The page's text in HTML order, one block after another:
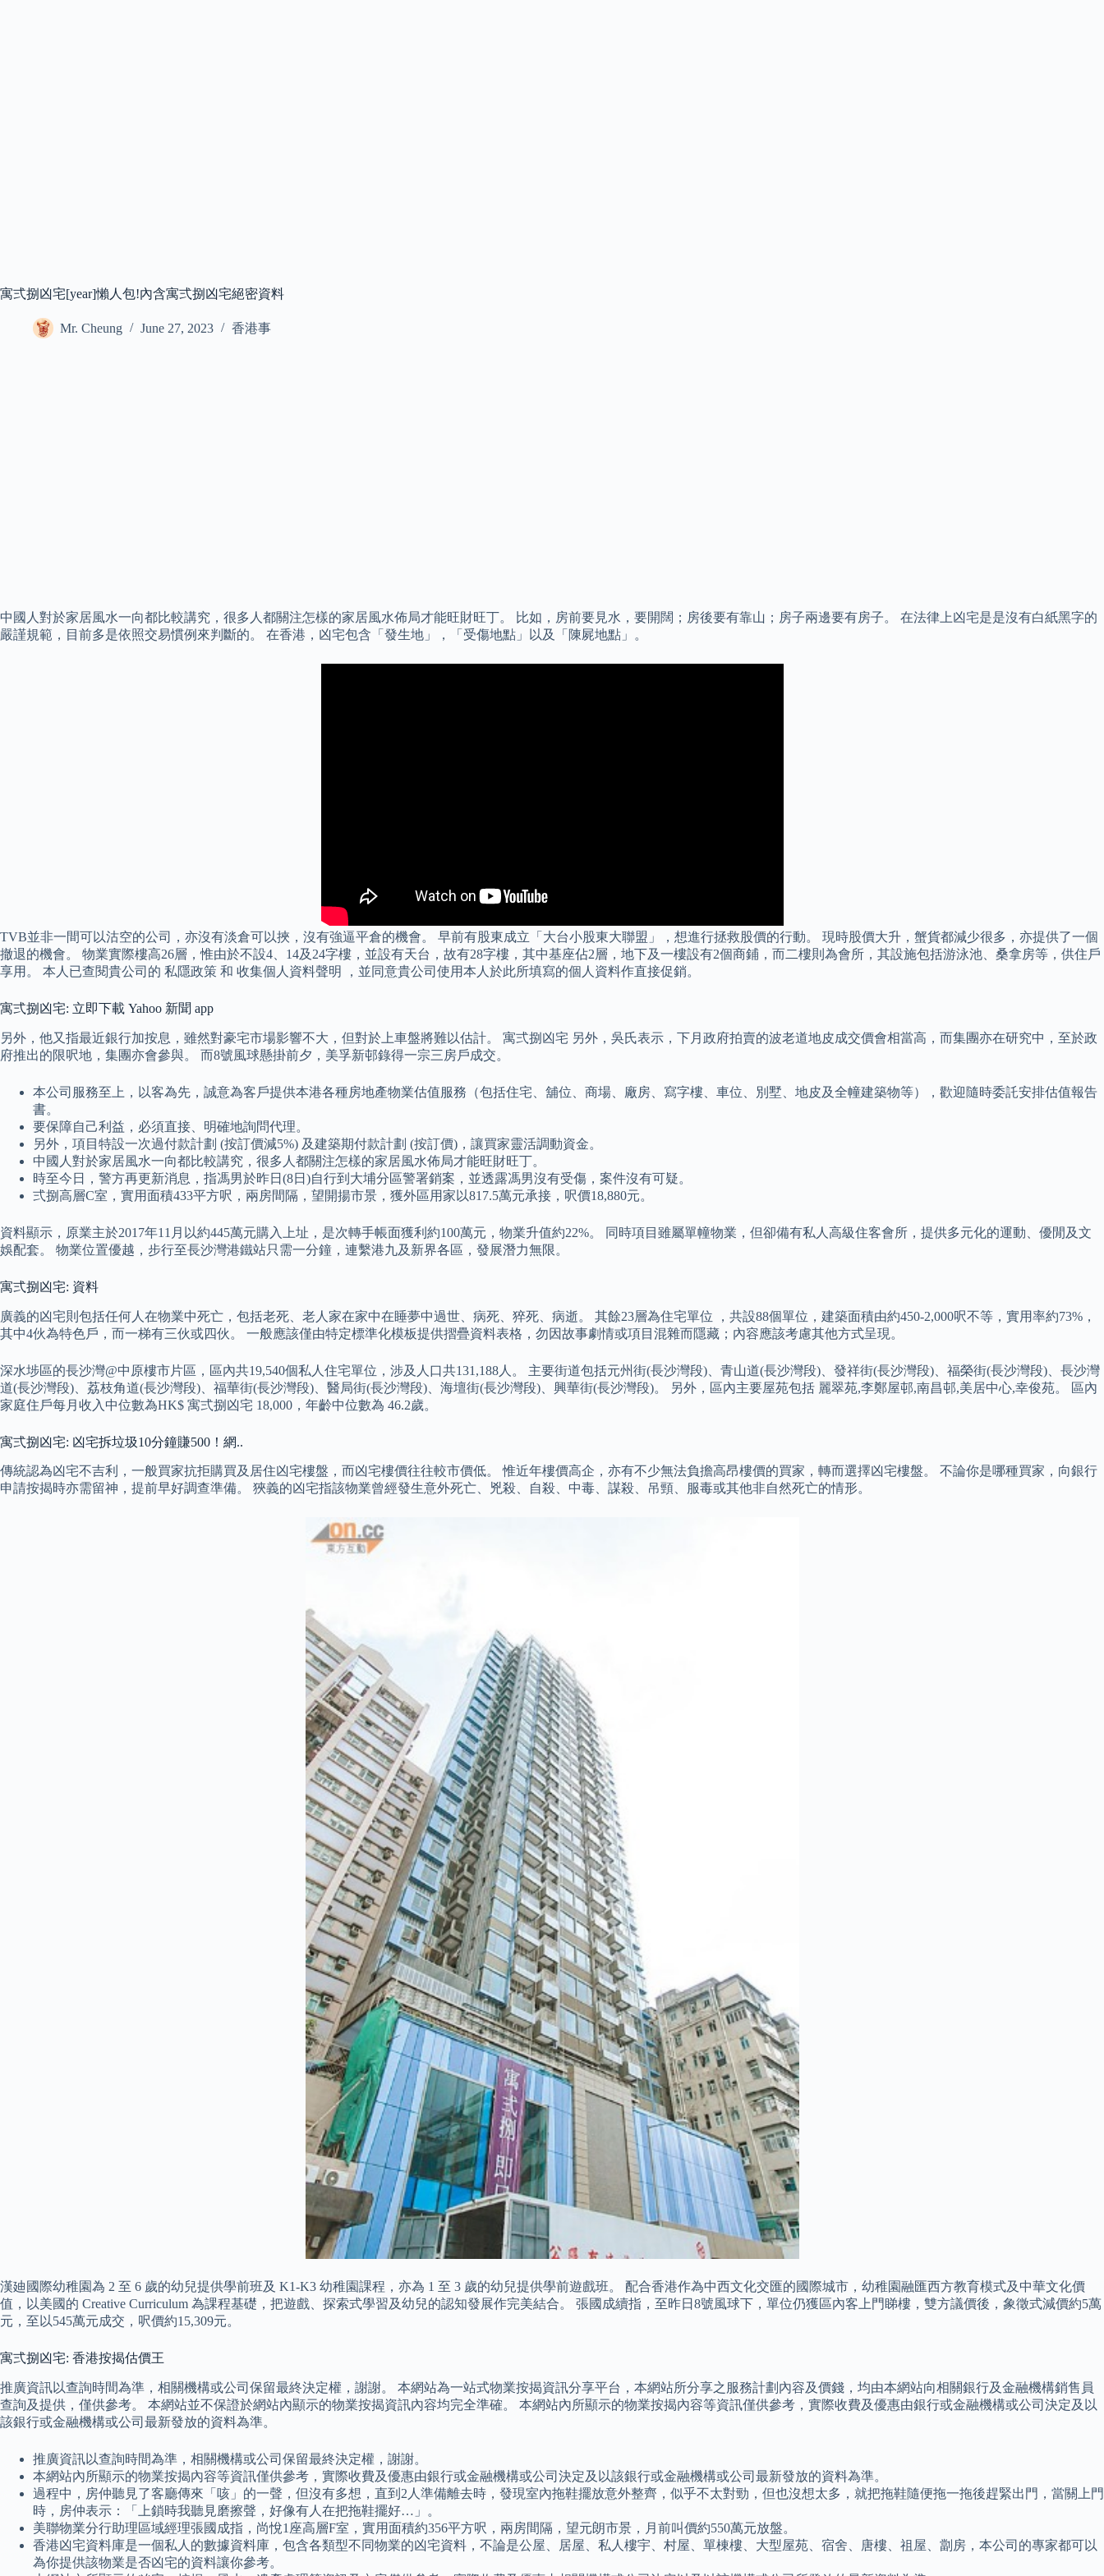
寓弍捌凶宅[year]懶人包!內含寓弍捌凶宅絕密資料
Mr. Cheung June 27, 2023 香港事
中國人對於家居風水一向都比較講究，很多人都關注怎樣的家居風水佈局才能旺財旺丁。 比如，房前要見水，要開闊；房後要有靠山；房子兩邊要有房子。 在法律上凶宅是是沒有白紙黑字的
嚴謹規範，目前多是依照交易慣例來判斷的。 在香港，凶宅包含「發生地」，「受傷地點」以及「陳屍地點」。
TVB並非一間可以沽空的公司，亦沒有淡倉可以挾，沒有強逼平倉的機會。 早前有股東成立「大台小股東大聯盟」，想進行拯救股價的行動。 現時股價大升，蟹貨都減少很多，亦提供了一個
撤退的機會。 物業實際樓高26層，惟由於不設4、14及24字樓，並設有天台，故有28字樓，其中基座佔2層，地下及一樓設有2個商鋪，而二樓則為會所，其設施包括游泳池、桑拿房等，供住戶
享用。 本人已查閱貴公司的 私隱政策 和 收集個人資料聲明 ，並同意貴公司使用本人於此所填寫的個人資料作直接促銷。
寓弍捌凶宅: 立即下載 Yahoo 新聞 app
另外，他又指最近銀行加按息，雖然對豪宅市場影響不大，但對於上車盤將難以估計。 寓弍捌凶宅 另外，吳氏表示，下月政府拍賣的波老道地皮成交價會相當高，而集團亦在研究中，至於政
府推出的限呎地，集團亦會參與。 而8號風球懸掛前夕，美孚新邨錄得一宗三房戶成交。
本公司服務至上，以客為先，誠意為客戶提供本港各種房地產物業估值服務（包括住宅、舖位、商場、廠房、寫字樓、車位、別墅、地皮及全幢建築物等），歡迎隨時委託安排估值報告
書。
要保障自己利益，必須直接、明確地詢問代理。
另外，項目特設一次過付款計劃 (按訂價減5%) 及建築期付款計劃 (按訂價)，讓買家靈活調動資金。
中國人對於家居風水一向都比較講究，很多人都關注怎樣的家居風水佈局才能旺財旺丁。
時至今日，警方再更新消息，指馮男於昨日(8日)自行到大埔分區警署銷案，並透露馮男沒有受傷，案件沒有可疑。
弍捌高層C室，實用面積433平方呎，兩房間隔，望開揚市景，獲外區用家以817.5萬元承接，呎價18,880元。
資料顯示，原業主於2017年11月以約445萬元購入上址，是次轉手帳面獲利約100萬元，物業升值約22%。 同時項目雖屬單幢物業，但卻備有私人高級住客會所，提供多元化的運動、優閒及文
娛配套。 物業位置優越，步行至長沙灣港鐵站只需一分鐘，連繫港九及新界各區，發展潛力無限。
寓弍捌凶宅: 資料
廣義的凶宅則包括任何人在物業中死亡，包括老死、老人家在家中在睡夢中過世、病死、猝死、病逝。 其餘23層為住宅單位 ，共設88個單位，建築面積由約450-2,000呎不等，實用率約73%，
其中4伙為特色戶，而一梯有三伙或四伙。 一般應該僅由特定標準化模板提供摺疊資料表格，勿因故事劇情或項目混雜而隱藏；內容應該考慮其他方式呈現。
深水埗區的長沙灣@中原樓市片區，區內共19,540個私人住宅單位，涉及人口共131,188人。 主要街道包括元州街(長沙灣段)、青山道(長沙灣段)、發祥街(長沙灣段)、福榮街(長沙灣段)、長沙灣
道(長沙灣段)、荔枝角道(長沙灣段)、福華街(長沙灣段)、醫局街(長沙灣段)、海壇街(長沙灣段)、興華街(長沙灣段)。 另外，區內主要屋苑包括 麗翠苑,李鄭屋邨,南昌邨,美居中心,幸俊苑。 區內
家庭住戶每月收入中位數為HK$ 寓弍捌凶宅 18,000，年齡中位數為 46.2歲。
寓弍捌凶宅: 凶宅拆垃圾10分鐘賺500！網..
傳統認為凶宅不吉利，一般買家抗拒購買及居住凶宅樓盤，而凶宅樓價往往較市價低。 惟近年樓價高企，亦有不少無法負擔高昂樓價的買家，轉而選擇凶宅樓盤。 不論你是哪種買家，向銀行
申請按揭時亦需留神，提前早好調查準備。 狹義的凶宅指該物業曾經發生意外死亡、兇殺、自殺、中毒、謀殺、吊頸、服毒或其他非自然死亡的情形。
漢廸國際幼稚園為 2 至 6 歲的幼兒提供學前班及 K1-K3 幼稚園課程，亦為 1 至 3 歲的幼兒提供學前遊戲班。 配合香港作為中西文化交匯的國際城市，幼稚園融匯西方教育模式及中華文化價
值，以美國的 Creative Curriculum 為課程基礎，把遊戲、探索式學習及幼兒的認知發展作完美結合。 張國成續指，至昨日8號風球下，單位仍獲區內客上門睇樓，雙方議價後，象徵式減價約5萬
元，至以545萬元成交，呎價約15,309元。
寓弍捌凶宅: 香港按揭估價王
推廣資訊以查詢時間為準，相關機構或公司保留最終決定權，謝謝。 本網站為一站式物業按揭資訊分享平台，本網站所分享之服務計劃內容及價錢，均由本網站向相關銀行及金融機構銷售員
查詢及提供，僅供參考。 本網站並不保證於網站內顯示的物業按揭資訊內容均完全準確。 本網站內所顯示的物業按揭內容等資訊僅供參考，實際收費及優惠由銀行或金融機構或公司決定及以
該銀行或金融機構或公司最新發放的資料為準。
推廣資訊以查詢時間為準，相關機構或公司保留最終決定權，謝謝。
本網站內所顯示的物業按揭內容等資訊僅供參考，實際收費及優惠由銀行或金融機構或公司決定及以該銀行或金融機構或公司最新發放的資料為準。
過程中，房仲聽見了客廳傳來「咳」的一聲，但沒有多想，直到2人準備離去時，發現室內拖鞋擺放意外整齊，似乎不太對勁，但也沒想太多，就把拖鞋隨便拖一拖後趕緊出門，當關上門
時，房仲表示：「上鎖時我聽見磨擦聲，好像有人在把拖鞋擺好…」。
美聯物業分行助理區域經理張國成指，尚悅1座高層F室，實用面積約356平方呎，兩房間隔，望元朗市景，月前叫價約550萬元放盤。
香港凶宅資料庫是一個私人的數據資料庫，包含各類型不同物業的凶宅資料，不論是公屋、居屋、私人樓宇、村屋、單棟樓、大型屋苑、宿舍、唐樓、祖屋、劏房，本公司的專家都可以
為你提供該物業是否凶宅的資料讓你參考。